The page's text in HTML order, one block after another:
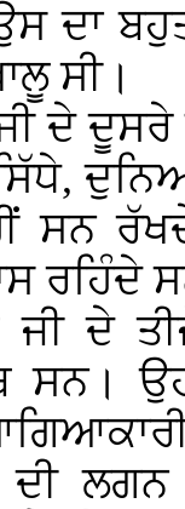
ਦਾ
ਸੀ।
ਦੇ ਦੂਸਰੇ
ਸਨ
ਰਹਿੰਦੇ
ਜੀ ਦੇ
ਸਨ।
ਦੀ